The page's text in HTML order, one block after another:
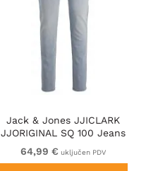
Jack & Jones JJICLARK
JJORIGINAL SQ 100 Jeans
Blue Denim
64,99 € uključen PDV